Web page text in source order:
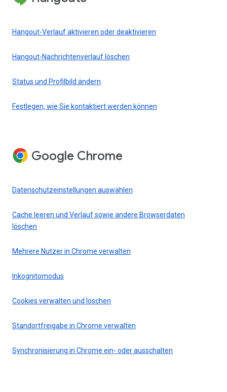
Hangout-Verlauf aktivieren oder deaktivieren
Hangout-Nachrichtenverlauf löschen
Status und Profilbild ändern
Festlegen, wie Sie kontaktiert werden können
Google Chrome
Datenschutzeinstellungen auswählen
Cache leeren und Verlauf sowie andere Browserdaten
löschen
Mehrere Nutzer in Chrome verwalten
Inkognitomodus
Cookies verwalten und löschen
Standortfreigabe in Chrome verwalten
Synchronisierung in Chrome ein- oder ausschalten